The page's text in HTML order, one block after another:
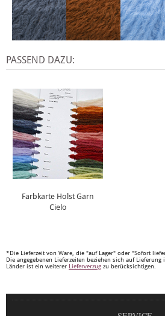
PASSEND DAZU:
Farbkarte Holst Garn
Cielo
*Die Lieferzeit von Ware, die "auf Lager" oder "Sofort
Die angegebenen Lieferzeiten beziehen sich auf
Länder ist ein weiterer Lieferverzug zu berücksichtigen.